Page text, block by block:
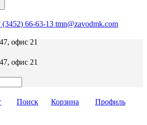
офис 21
офис 21
(3452) 66-63-13 tmn@zavodmk.com
Поиск Корзина Профиль